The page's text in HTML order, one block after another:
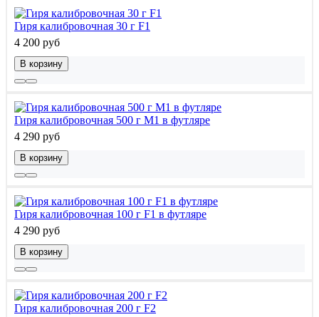
Гиря калибровочная 30 г F1
4 200 руб
В корзину
Гиря калибровочная 500 г М1 в футляре
4 290 руб
В корзину
Гиря калибровочная 100 г F1 в футляре
4 290 руб
В корзину
Гиря калибровочная 200 г F2